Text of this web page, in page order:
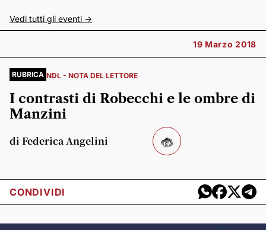
Vedi tutti gli eventi ->
19 Marzo 2018
RUBRICA NDL - NOTA DEL LETTORE
I contrasti di Robecchi e le ombre di
Manzini
di Federica Angelini
CONDIVIDI